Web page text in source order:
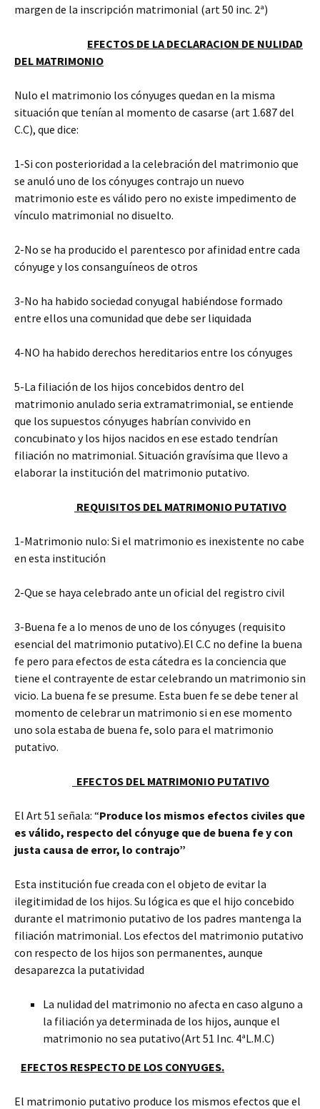
margen de la inscripción matrimonial (art 50 inc. 2ª)
EFECTOS DE LA DECLARACION DE NULIDAD
DEL MATRIMONIO
Nulo el matrimonio los cónyuges quedan en la misma
situación que tenían al momento de casarse (art 1.687 del
C.C), que dice:
1-Si con posterioridad a la celebración del matrimonio que
se anuló uno de los cónyuges contrajo un nuevo
matrimonio este es válido pero no existe impedimento de
vínculo matrimonial no disuelto.
2-No se ha producido el parentesco por afinidad entre cada
cónyuge y los consanguíneos de otros
3-No ha habido sociedad conyugal habiéndose formado
entre ellos una comunidad que debe ser liquidada
4-NO ha habido derechos hereditarios entre los cónyuges
5-La filiación de los hijos concebidos dentro del
matrimonio anulado seria extramatrimonial, se entiende
que los supuestos cónyuges habrían convivido en
concubinato y los hijos nacidos en ese estado tendrían
filiación no matrimonial. Situación gravísima que llevo a
elaborar la institución del matrimonio putativo.
REQUISITOS DEL MATRIMONIO PUTATIVO
1-Matrimonio nulo: Si el matrimonio es inexistente no cabe
en esta institución
2-Que se haya celebrado ante un oficial del registro civil
3-Buena fe a lo menos de uno de los cónyuges (requisito
esencial del matrimonio putativo).El C.C no define la buena
fe pero para efectos de esta cátedra es la conciencia que
tiene el contrayente de estar celebrando un matrimonio sin
vicio. La buena fe se presume. Esta buen fe se debe tener al
momento de celebrar un matrimonio si en ese momento
uno sola estaba de buena fe, solo para el matrimonio
putativo.
EFECTOS DEL MATRIMONIO PUTATIVO
El Art 51 señala: “Produce los mismos efectos civiles que
es válido, respecto del cónyuge que de buena fe y con
justa causa de error, lo contrajo”
Esta institución fue creada con el objeto de evitar la
ilegitimidad de los hijos. Su lógica es que el hijo concebido
durante el matrimonio putativo de los padres mantenga la
filiación matrimonial. Los efectos del matrimonio putativo
con respecto de los hijos son permanentes, aunque
desaparezca la putatividad
La nulidad del matrimonio no afecta en caso alguno a
la filiación ya determinada de los hijos, aunque el
matrimonio no sea putativo(Art 51 Inc. 4ªL.M.C)
EFECTOS RESPECTO DE LOS CONYUGES.
El matrimonio putativo produce los mismos efectos que el